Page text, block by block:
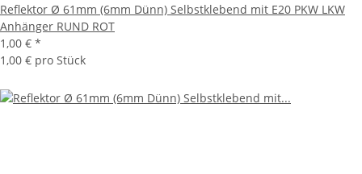
Reflektor Ø 61mm (6mm Dünn) Selbstklebend mit E20 PKW LKW
Anhänger RUND ROT
1,00 € *
1,00 € pro Stück